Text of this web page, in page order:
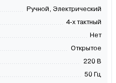
Ручной, Электрический
4-х тактный
Нет
Открытое
220 В
50 Гц